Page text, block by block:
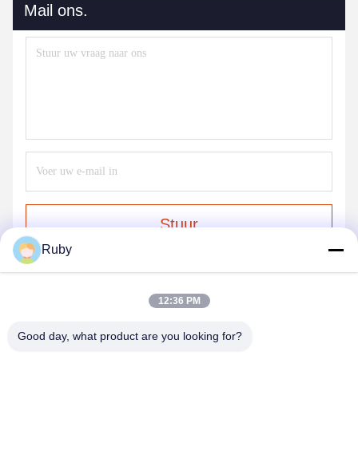
Mail ons.
Stuur
Ruby
12:36 PM
Good day, what product are you looking for?